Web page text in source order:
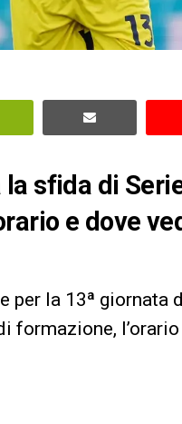
sfida di
e dove
per la 13ª giornata
l’orario